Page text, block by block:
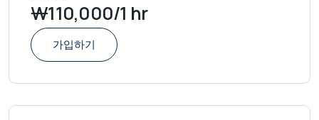
₩110,000/1 hr
가입하기